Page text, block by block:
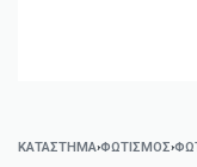
ΚΑΤΑΣΤΗΜΑ›ΦΩΤΙΣΜΌΣ›